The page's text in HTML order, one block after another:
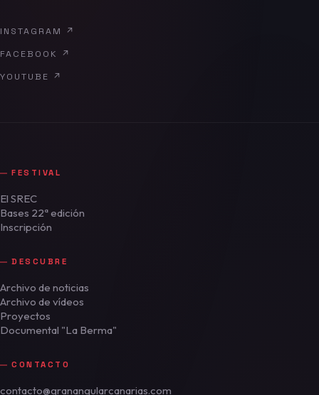
INSTAGRAM
↗
FACEBOOK
↗
YOUTUBE
↗
FESTIVAL
El SREC
Bases 22ª edición
Inscripción
DESCUBRE
Archivo de noticias
Archivo de vídeos
Proyectos
Documental "La Berma"
CONTACTO
contacto@granangularcanarias.com